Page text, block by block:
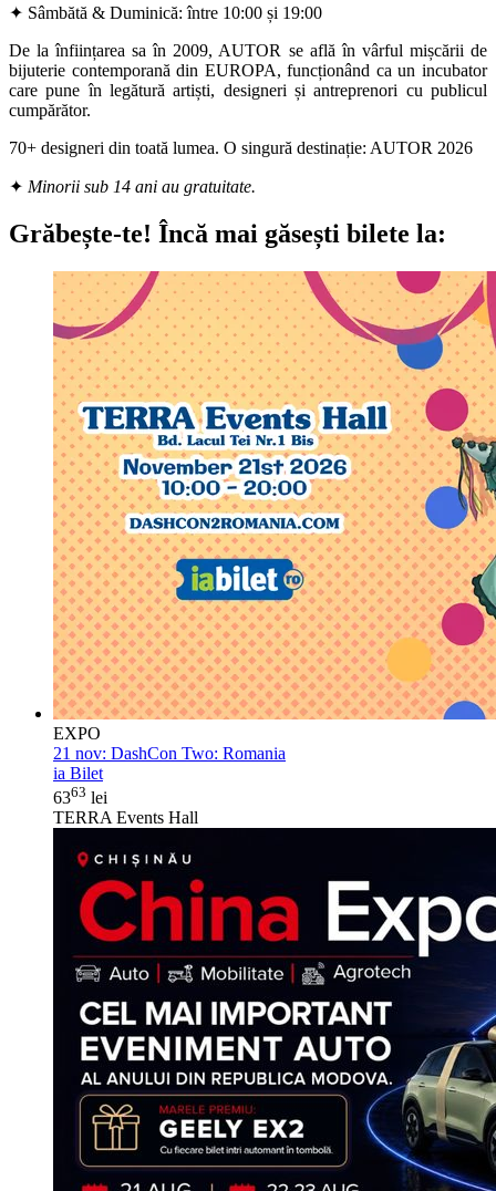
✦ Sâmbătă & Duminică: între 10:00 și 19:00
De la înființarea sa în 2009, AUTOR se află în vârful mișcării de
bijuterie contemporană din EUROPA, funcționând ca un incubator
care pune în legătură artiști, designeri și antreprenori cu publicul
cumpărător.
70+ designeri din toată lumea. O singură destinație: AUTOR 2026
✦ Minorii sub 14 ani au gratuitate.
Grăbește-te! Încă mai găsești bilete la:
EXPO
21 nov: DashCon Two: Romania
ia Bilet
6363 lei
TERRA Events Hall